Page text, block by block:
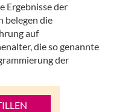
Ergebnisse der
belegen die
auf
die so genannte
der